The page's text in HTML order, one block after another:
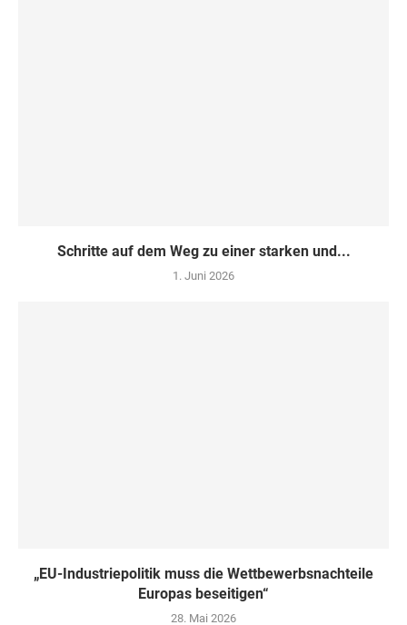
Schritte auf dem Weg zu einer starken und...
1. Juni 2026
„EU-Industriepolitik muss die Wettbewerbsnachteile
Europas beseitigen“
28. Mai 2026